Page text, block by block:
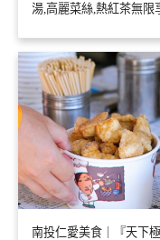
湯,高麗菜絲,熱紅茶無限
南投仁愛美食｜『天下